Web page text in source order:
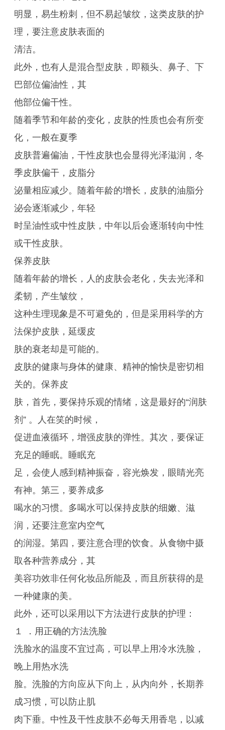
明显，易生粉刺，但不易起皱纹，这类皮肤的护
理，要注意皮肤表面的
清洁。
此外，也有人是混合型皮肤，即额头、鼻子、下
巴部位偏油性，其
他部位偏干性。
随着季节和年龄的变化，皮肤的性质也会有所变
化，一般在夏季
皮肤普遍偏油，干性皮肤也会显得光泽滋润，冬
季皮肤偏干，皮脂分
泌量相应减少。随着年龄的增长，皮肤的油脂分
泌会逐渐减少，年轻
时呈油性或中性皮肤，中年以后会逐渐转向中性
或干性皮肤。
保养皮肤
随着年龄的增长，人的皮肤会老化，失去光泽和
柔韧，产生皱纹，
这种生理现象是不可避免的，但是采用科学的方
法保护皮肤，延缓皮
肤的衰老却是可能的。
皮肤的健康与身体的健康、精神的愉快是密切相
关的。保养皮
肤，首先，要保持乐观的情绪，这是最好的“润肤
剂” 。人在笑的时候，
促进血液循环，增强皮肤的弹性。其次，要保证
充足的睡眠。睡眠充
足，会使人感到精神振奋，容光焕发，眼睛光亮
有神。第三，要养成多
喝水的习惯。多喝水可以保持皮肤的细嫩、滋
润，还要注意室内空气
的润湿。第四，要注意合理的饮食。从食物中摄
取各种营养成分，其
美容功效非任何化妆品所能及，而且所获得的是
一种健康的美。
此外，还可以采用以下方法进行皮肤的护理：
１ ．用正确的方法洗脸
洗脸水的温度不宜过高，可以早上用冷水洗脸，
晚上用热水洗
脸。洗脸的方向应从下向上，从内向外，长期养
成习惯，可以防止肌
肉下垂。中性及干性皮肤不必每天用香皂，以减